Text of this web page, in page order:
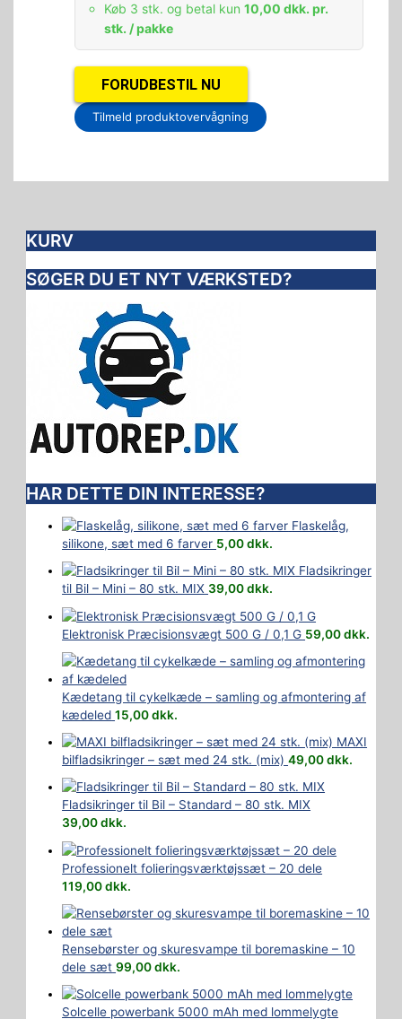
Køb 3 stk. og betal kun 10,00 dkk. pr.
stk. / pakke
FORUDBESTIL NU
Tilmeld produktovervågning
KURV
SØGER DU ET NYT VÆRKSTED?
HAR DETTE DIN INTERESSE?
Flaskelåg,
silikone, sæt med 6 farver 5,00dkk.
Fladsikringer
til Bil – Mini – 80 stk. MIX 39,00dkk.
Elektronisk Præcisionsvægt 500 G / 0,1 G 59,00dkk.
Kædetang til cykelkæde – samling og afmontering af
kædeled 15,00dkk.
MAXI
bilfladsikringer – sæt med 24 stk. (mix) 49,00dkk.
Fladsikringer til Bil – Standard – 80 stk. MIX
39,00dkk.
Professionelt folieringsværktøjssæt – 20 dele
119,00dkk.
Rensebørster og skuresvampe til boremaskine – 10
dele sæt 99,00dkk.
Solcelle powerbank 5000 mAh med lommelygte